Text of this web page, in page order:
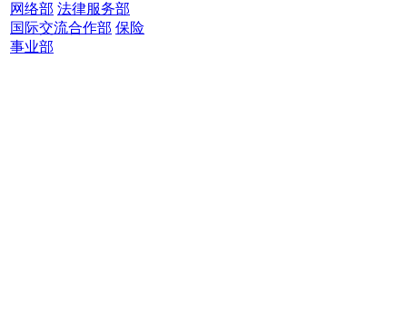
网络部 法律服务部
国际交流合作部 保险
事业部